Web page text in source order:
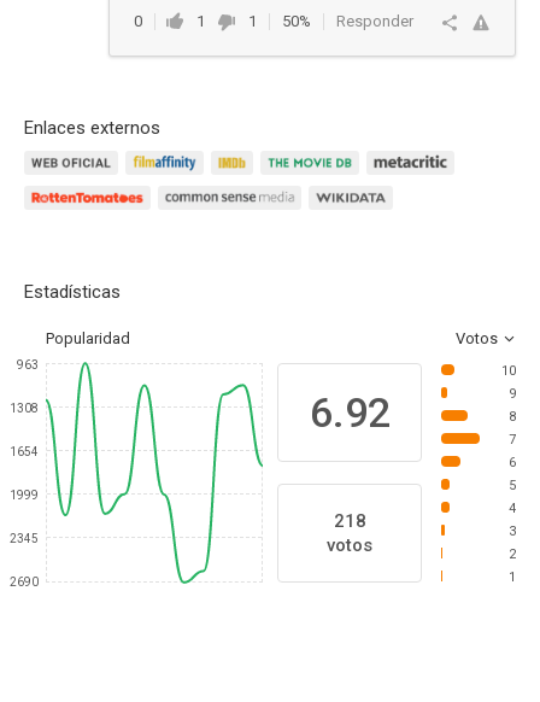
0 1 1 50% Responder
Enlaces externos
Estadísticas
Popularidad Votos
963
1308
1654
1999
2345
2690
6.92
218
votos
10
9
8
7
6
5
4
3
2
1